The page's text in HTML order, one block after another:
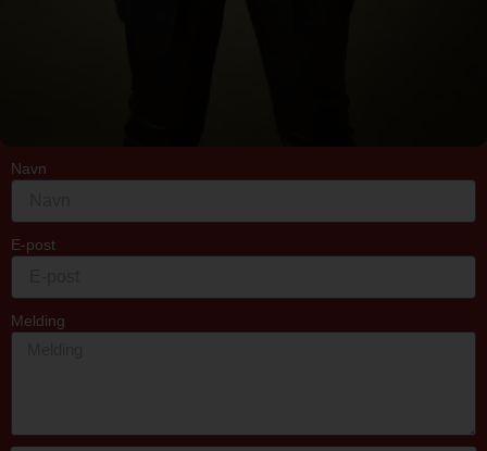
Navn
E-post
Melding